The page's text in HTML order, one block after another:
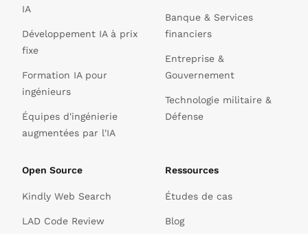
IA
Développement IA à prix
fixe
Formation IA pour
ingénieurs
Équipes d'ingénierie
augmentées par l'IA
Banque & Services
financiers
Entreprise &
Gouvernement
Technologie militaire &
Défense
Open Source
Kindly Web Search
LAD Code Review
Ressources
Études de cas
Blog